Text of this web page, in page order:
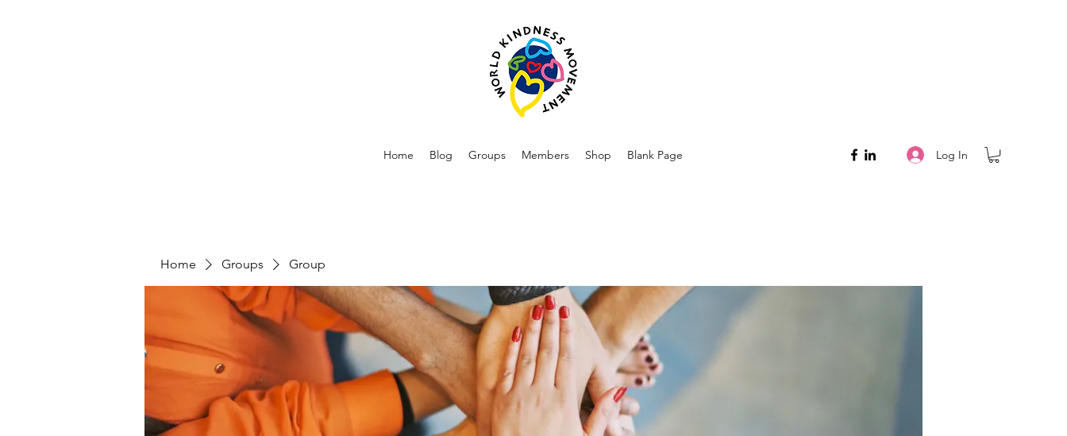
Home Blog Groups Members Shop Blank Page Log In
Home Groups Group